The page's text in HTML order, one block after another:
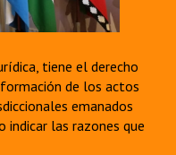
tiene el derecho
de los actos
emanados
indicar las razones que